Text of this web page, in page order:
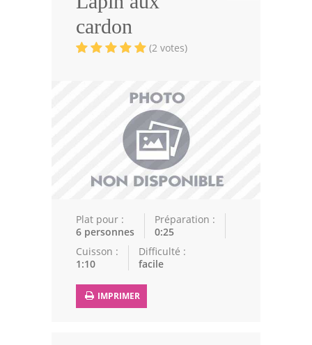
Volailles
Cuisines Orientales
Recettes marocaine
Cuisine Algérienne
Cuisine Tunisienne
Cuisine Juive
Cuisine Libanaise
Astuces de cuisine
cardon
(2 votes)
Plat pour :
6 personnes
Préparation :
0:25
Cuisson :
1:10
Difficulté :
facile
IMPRIMER